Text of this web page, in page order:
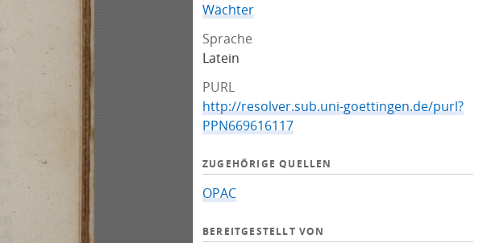
Wächter
Sprache
Latein
PURL
http://resolver.sub.uni-goettingen.de/purl?
PPN669616117
ZUGEHÖRIGE QUELLEN
OPAC
BEREITGESTELLT VON